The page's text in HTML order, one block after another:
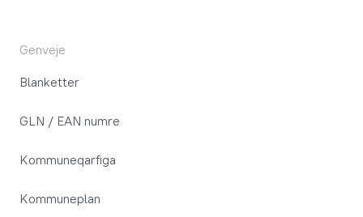
Genveje
Blanketter
GLN / EAN numre
Kommuneqarfiga
Kommuneplan